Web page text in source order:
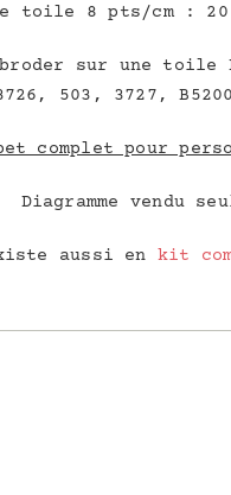
toile 8 pts/cm : 20
sur une toile
503, 3727,
complet pour
Diagramme vendu
aussi en kit